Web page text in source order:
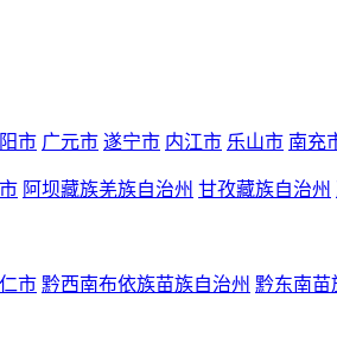
市 广元市 遂宁市 内江市 乐山市 南充
阿坝藏族羌族自治州 甘孜藏族自治州
市 黔西南布依族苗族自治州 黔东南苗